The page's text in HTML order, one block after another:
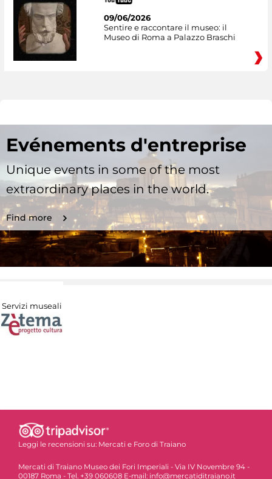
09/06/2026
Sentire e raccontare il museo: il
Museo di Roma a Palazzo Braschi
Evénements d'entreprise
Unique events in some of the most
extraordinary places in the world.
Find more
Servizi museali
Leggi le recensioni su: Mercati e Foro di Traiano
Mercati di Traiano Museo dei Fori Imperiali - Via IV Novembre 94 -
00187 Roma - Tel. +39 060608 E-mail: info@mercatiditraiano.it